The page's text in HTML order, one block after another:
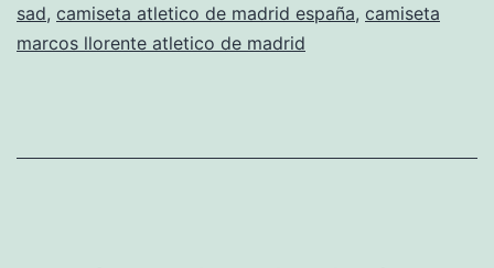
sad, camiseta atletico de madrid españa, camiseta
marcos llorente atletico de madrid